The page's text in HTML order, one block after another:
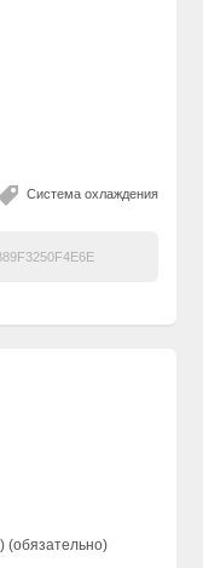
Система охлаждения
(обязательно)